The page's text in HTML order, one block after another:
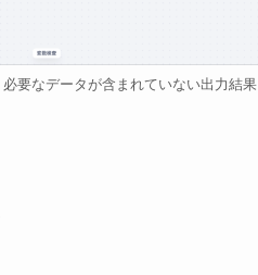
必要なデータが含まれていない出力結果